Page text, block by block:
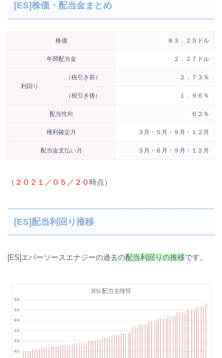
[ES]株価・配当金まとめ
株価 ８３．２５ドル
年間配当金 ２．２７ドル
利回り
（税引き前） ２．７３％
（税引き後） １．９６％
配当性向 ６２％
権利確定月 ３月・５月・９月・１２月
配当金支払い月 ３月・６月・９月・１２月
（ ２０２１／０５／２０時点）
[ES]配当利回り推移
[ES]エバーソースエナジーの過去の配当利回りの推移です。